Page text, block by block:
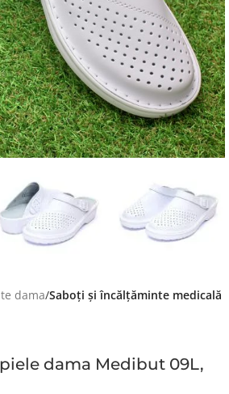
a mări
dama Saboți și încălțăminte medicală
dama Medibut 09L,